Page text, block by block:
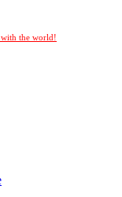
the world!